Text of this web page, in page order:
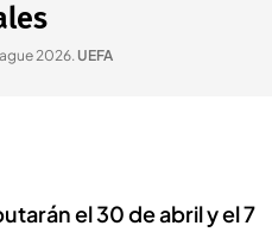
2026. UEFA
el 30 de abril y el 7